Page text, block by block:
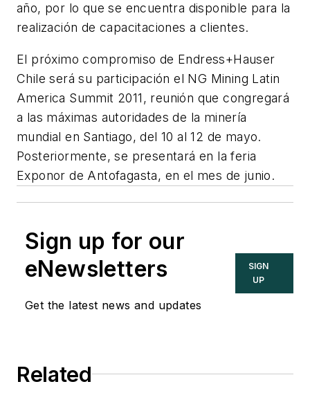
año, por lo que se encuentra disponible para la
realización de capacitaciones a clientes.
El próximo compromiso de Endress+Hauser
Chile será su participación el NG Mining Latin
America Summit 2011, reunión que congregará
a las máximas autoridades de la minería
mundial en Santiago, del 10 al 12 de mayo.
Posteriormente, se presentará en la feria
Exponor de Antofagasta, en el mes de junio.
Sign up for our
eNewsletters
Get the latest news and updates
SIGN
UP
Related